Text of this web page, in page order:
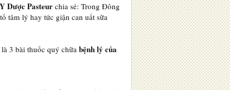
Dược Pasteur chia sẻ: Trong Đông
tâm lý hay tức giận can uất sữa
3 bài thuốc quý chữa bệnh lý của